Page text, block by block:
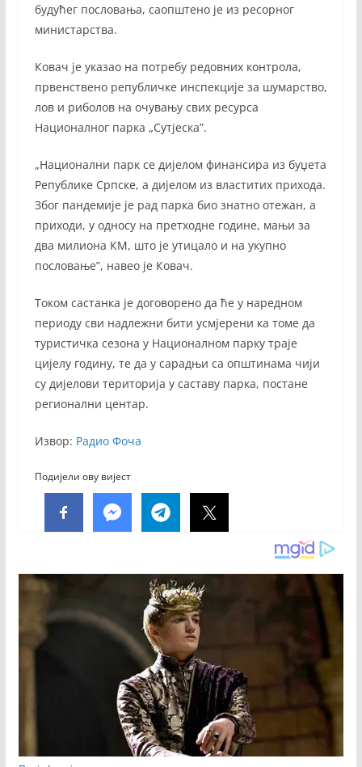
будућег пословања, саопштено је из ресорног
министарства.
Ковач је указао на потребу редовних контрола,
првенствено републичке инспекције за шумарство,
лов и риболов на очувању свих ресурса
Националног парка „Сутјеска”.
„Национални парк се дијелом финансира из буџета
Републике Српске, а дијелом из властитих прихода.
Због пандемије је рад парка био знатно отежан, а
приходи, у односу на претходне године, мањи за
два милиона КМ, што је утицало и на укупно
пословање”, навео је Ковач.
Током састанка је договорено да ће у наредном
периоду сви надлежни бити усмјерени ка томе да
туристичка сезона у Националном парку траје
цијелу годину, те да у сарадњи са општинама чији
су дијелови територија у саставу парка, постане
регионални центар.
Извор: Радио Фоча
Подијели ову вијест